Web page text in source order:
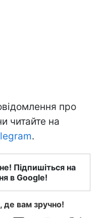
про
читайте на
.
Підпишіться на
в Google!
де вам зручно!